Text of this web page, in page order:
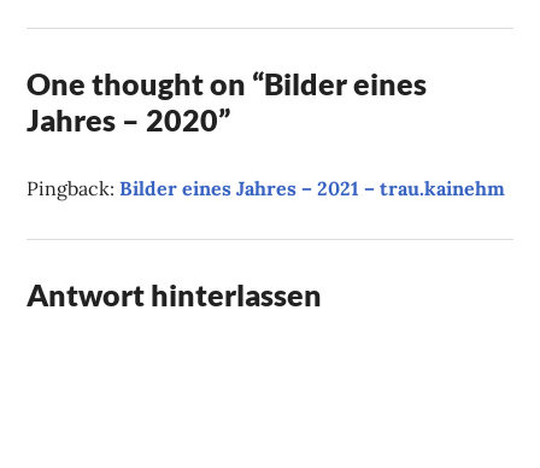
One thought on “Bilder eines
Jahres – 2020”
Pingback:Bilder eines Jahres – 2021 – trau.kainehm
Antwort hinterlassen